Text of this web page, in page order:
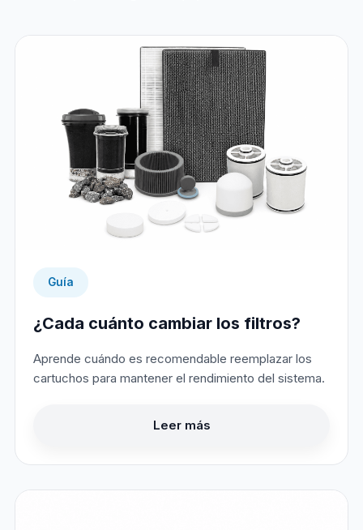
Guía
¿Cada cuánto cambiar los filtros?
Aprende cuándo es recomendable reemplazar los
cartuchos para mantener el rendimiento del sistema.
Leer más